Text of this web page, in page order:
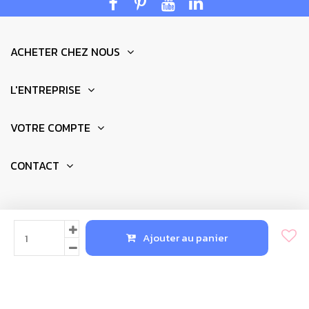
Ajouter au panier
de 100 MHz à 8 GHz . Sa capacité àrendre visible et
Fonctionnalités innovantes
Outre sescapacités de détection étendues,le Cornet
ACHETER CHEZ NOUS
L'ENTREPRISE
VOTRE COMPTE
CONTACT
© 2025 - Réalisation par Newkeys.fr